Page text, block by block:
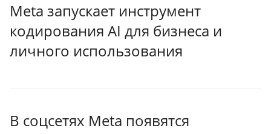
Meta запускает инструмент
кодирования AI для бизнеса и
личного использования
В соцсетях Meta появятся